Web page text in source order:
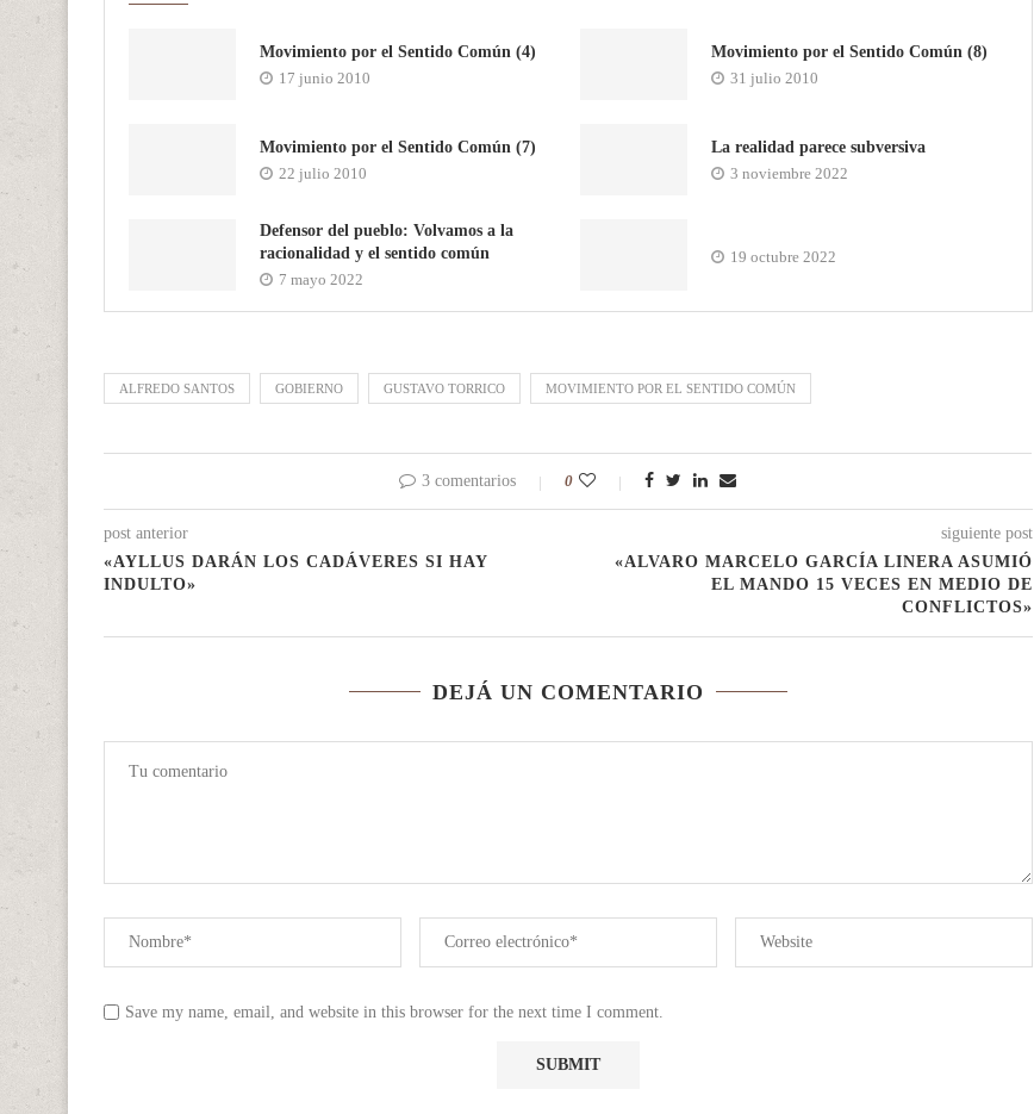
Movimiento por el Sentido Común (4)
17 junio 2010
Movimiento por el Sentido Común (8)
31 julio 2010
Movimiento por el Sentido Común (7)
22 julio 2010
La realidad parece subversiva
3 noviembre 2022
Defensor del pueblo: Volvamos a la
racionalidad y el sentido común
7 mayo 2022
19 octubre 2022
ALFREDO SANTOS GOBIERNO GUSTAVO TORRICO MOVIMIENTO POR EL SENTIDO COMÚN
3 comentarios 0
post anterior
«AYLLUS DARÁN LOS CADÁVERES SI HAY
INDULTO»
siguiente post
«ALVARO MARCELO GARCÍA LINERA ASUMIÓ
EL MANDO 15 VECES EN MEDIO DE
CONFLICTOS»
DEJÁ UN COMENTARIO
Save my name, email, and website in this browser for the next time I comment.